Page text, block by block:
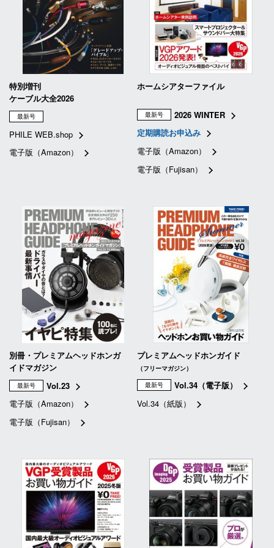
特別増刊
ケーブル大全2026
最新号
PHILE WEB.shop
電子版（Amazon）
ホームシアターファイル
最新号
2026 WINTER
定期購読お申込み
電子版（Amazon）
電子版（Fujisan）
別冊・プレミアムヘッドホンガ
イドマガジン
最新号
Vol.23
電子版（Amazon）
電子版（Fujisan）
プレミアムヘッドホンガイド
（フリーマガジン）
最新号
Vol.34（電子版）
Vol.34（紙版）